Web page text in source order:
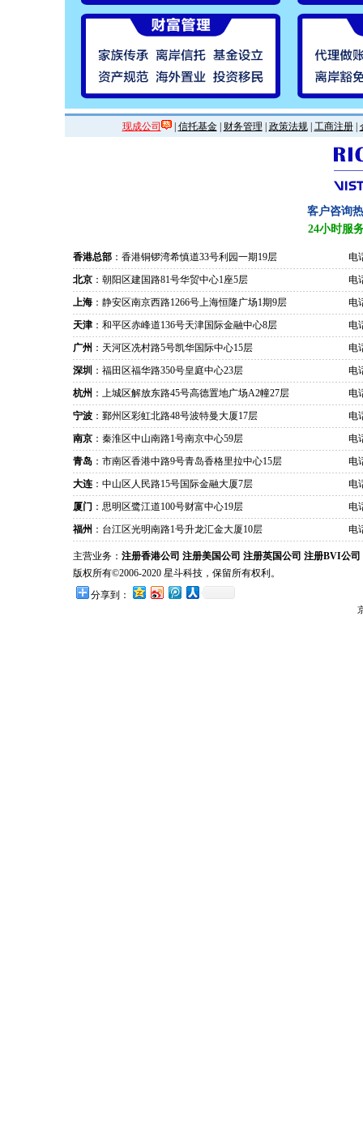
现成公司 | 信托基金| 财务管理 政策法规| 工商注册|
客户咨询
24小时服
香港总部 ：香港铜锣湾希慎道33号利园一期19层
电
北京 ：朝阳区建国路81号华贸中心1座5层
电
上海 ：静安区南京西路1266号上海恒隆广场1期9层
电
天津 ：和平区赤峰道136号天津国际金融中心8层
电
广州 ：天河区冼村路5号凯华国际中心15层
电
深圳 ：福田区福华路350号皇庭中心23层
电
杭州 ：上城区解放东路45号高德置地广场A2幢27层
电
宁波 ：鄞州区彩虹北路48号波特曼大厦17层
电
南京 ：秦淮区中山南路1号南京中心59层
电
青岛 ：市南区香港中路9号青岛香格里拉中心15层
电
大连 ：中山区人民路15号国际金融大厦7层
电
厦门 ：思明区鹭江道100号财富中心19层
电
福州 ：台江区光明南路1号升龙汇金大厦10层 电
主营业务： 注册香港公司 注册美国公司 注册英国公司 注册BVI公司
版权所有©2006-2020 星斗科技，保留所有权利。
分享到：